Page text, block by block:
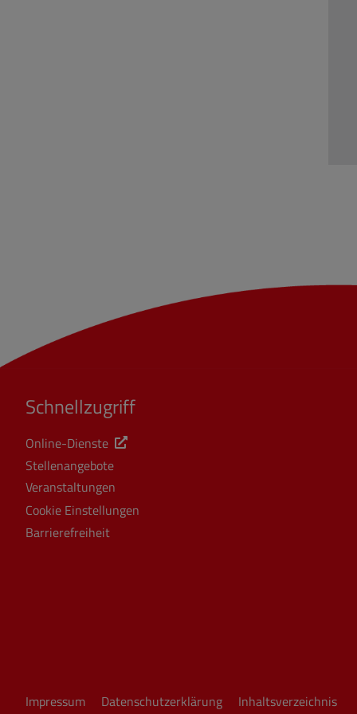
Schnellzugriff
Online-Dienste
Stellenangebote
Veranstaltungen
Cookie Einstellungen
Barrierefreiheit
Impressum Datenschutzerklärung Inhaltsverzeichnis